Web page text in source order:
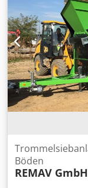
Böden
REMAV GmbH